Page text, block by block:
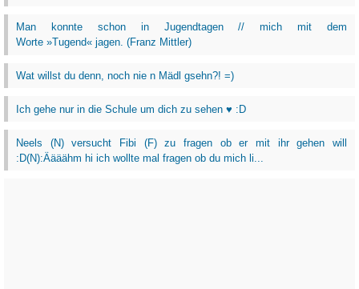
Man konnte schon in Jugendtagen // mich mit dem
Worte »Tugend« jagen. (Franz Mittler)
Wat willst du denn, noch nie n Mädl gsehn?! =)
Ich gehe nur in die Schule um dich zu sehen ♥ :D
Neels (N) versucht Fibi (F) zu fragen ob er mit ihr gehen will
:D(N):Äääähm hi ich wollte mal fragen ob du mich li...